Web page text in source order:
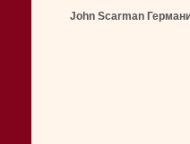
John Scarman